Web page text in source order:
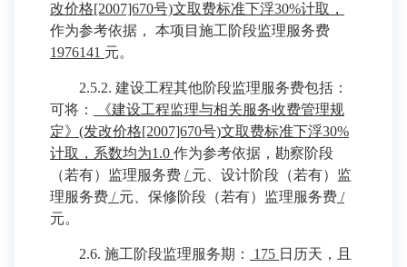
改价格[2007]670号)文取费标准下浮30%计取，
作为参考依据， 本项目施工阶段监理服务费
1976141 元。
2.5.2. 建设工程其他阶段监理服务费包括：
可将：
《建设工程监理与相关服务收费管理规
定》(发改价格[2007]670号)文取费标准下浮30%
计取，系数均为1.0 作为参考依据，勘察阶段
（若有）监理服务费 / 元、设计阶段（若有）监
理服务费 / 元、保修阶段（若有）监理服务费 /
元。
2.6. 施工阶段监理服务期： 175 日历天，且